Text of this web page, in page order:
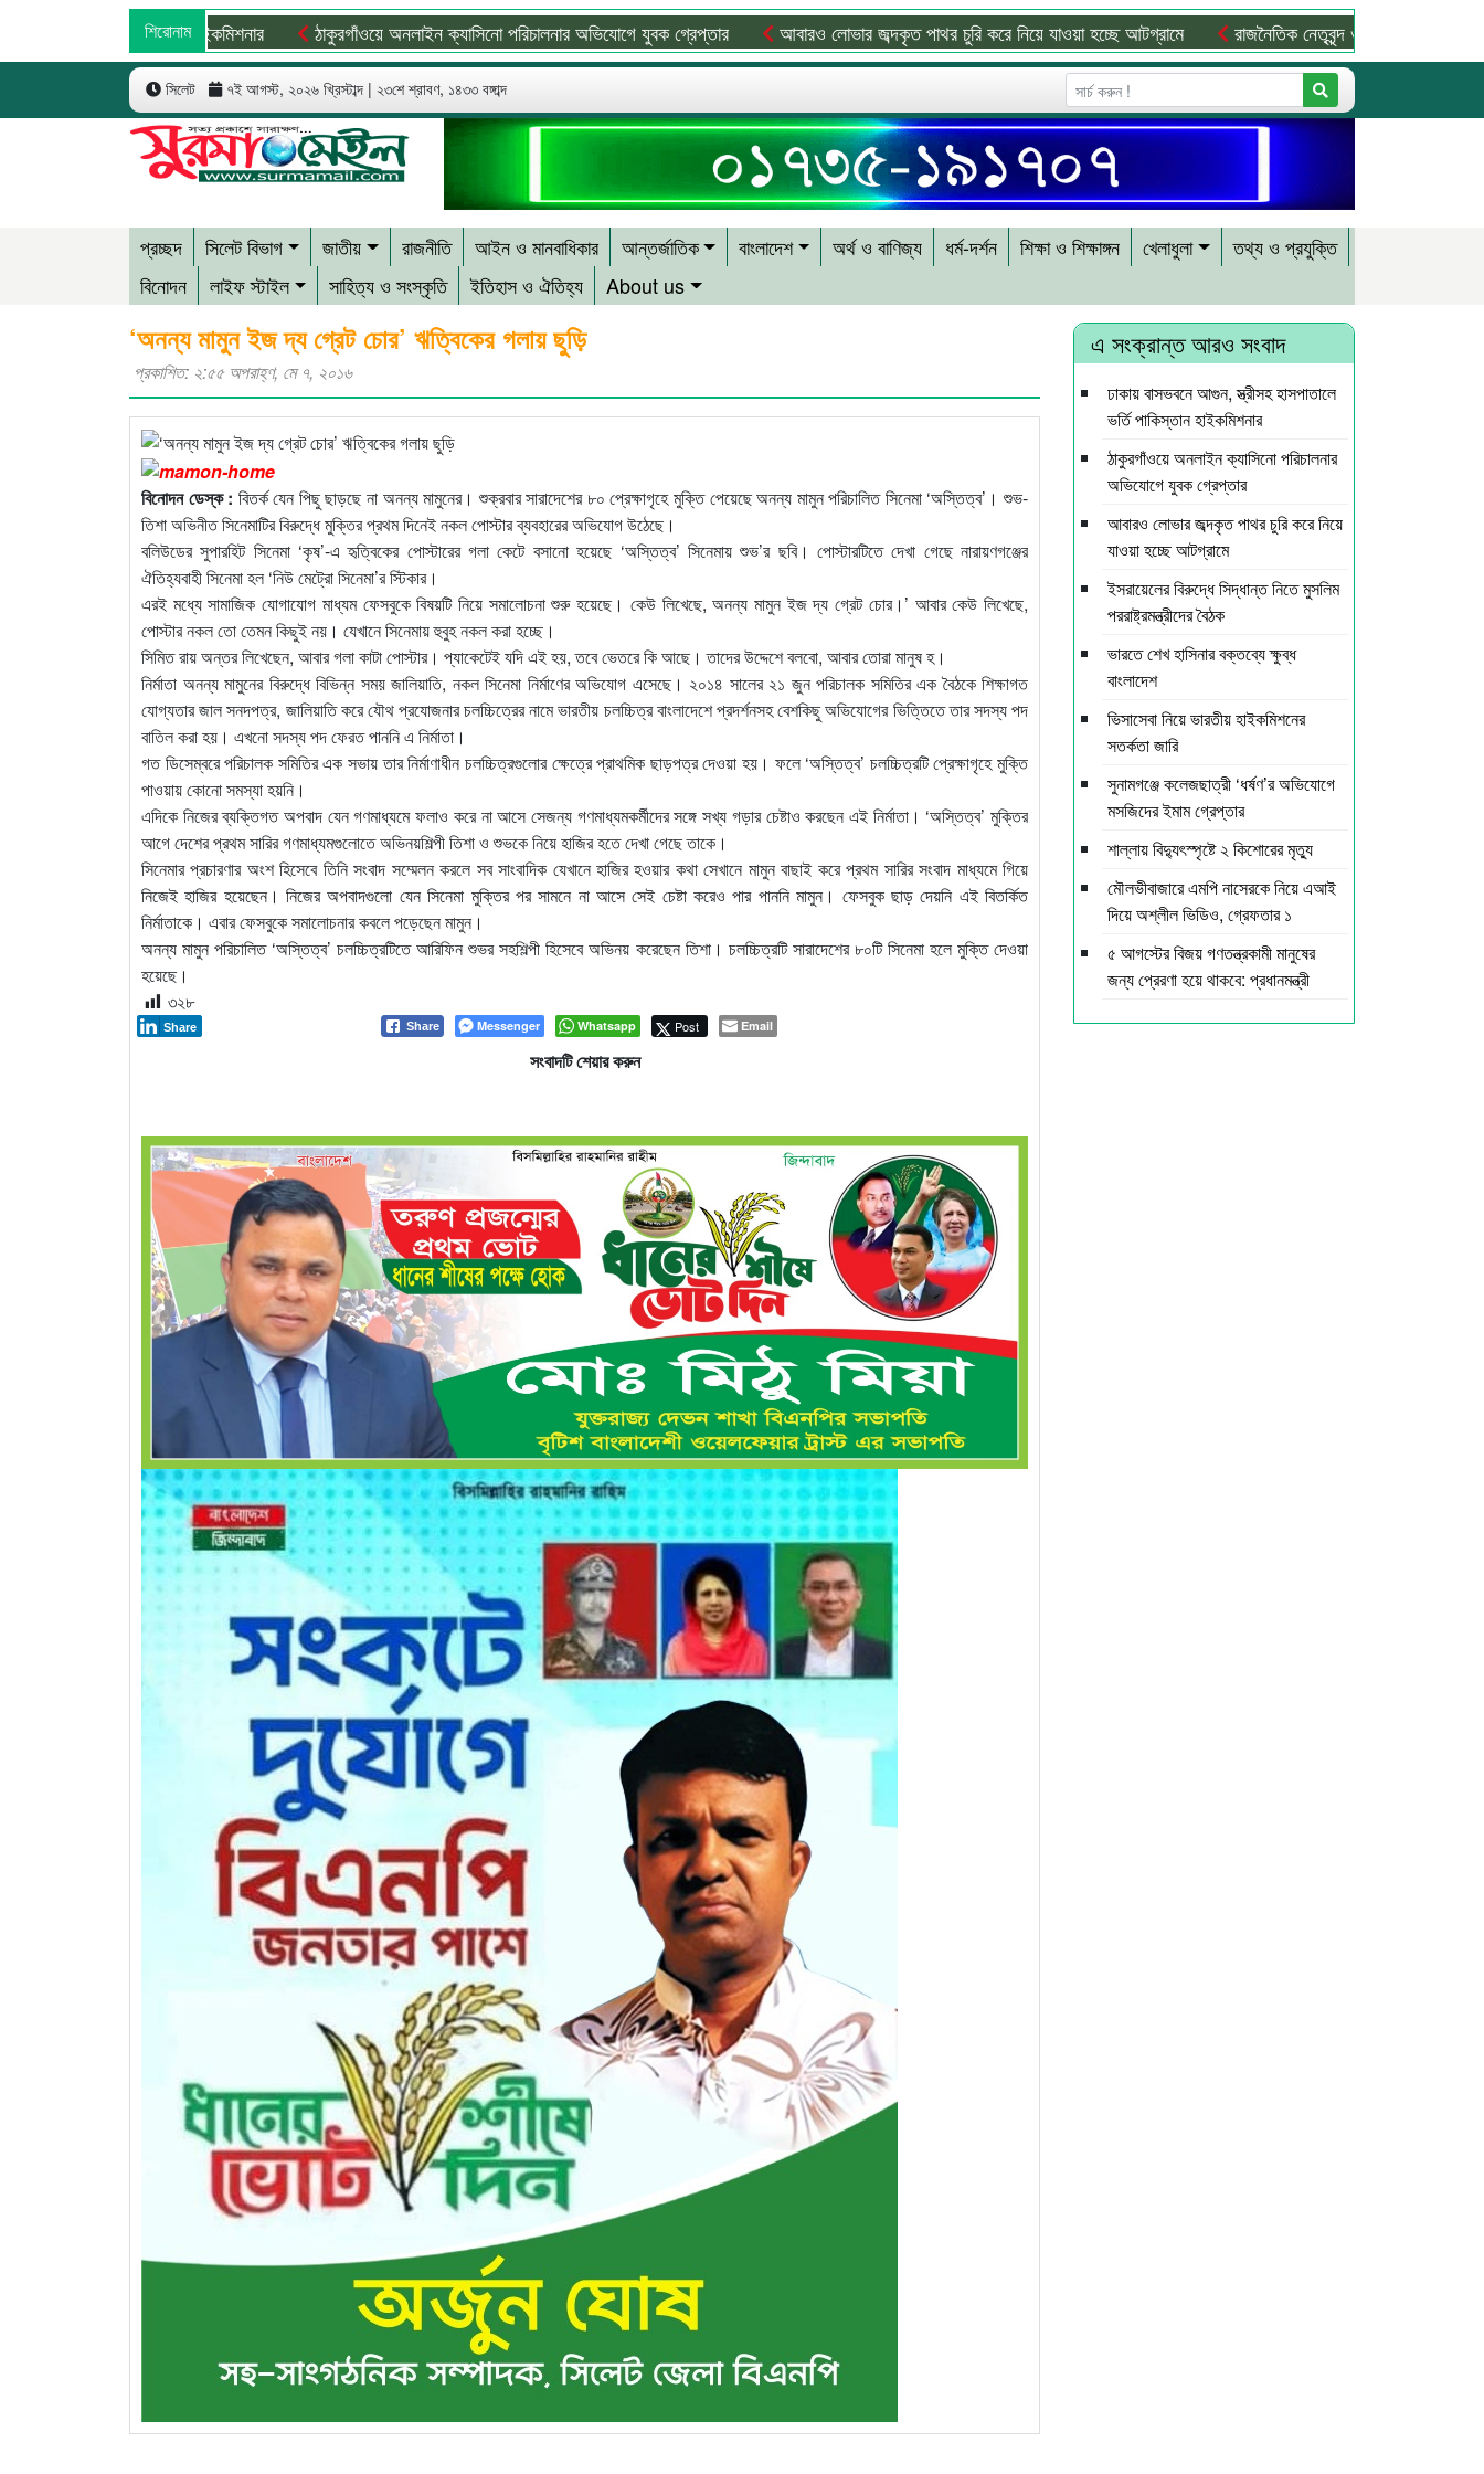
শিরোনাম
ভর্তি পাকিস্তান হাইকমিশনার ঠাকুরগাঁওয়ে অনলাইন ক্যাসিনো পরিচালনার অভিযোগে যুবক গ্রেপ্তার আবারও লোভার জব্দকৃত পাথর চুরি করে নিয়ে যাওয়া হচ্ছে আটগ্রামে রাজনৈতিক নেতৃবৃন্দ ও সুধীজনদের সাথে
সিলেট ৭ই আগস্ট, ২০২৬ খ্রিস্টাব্দ | ২৩শে শ্রাবণ, ১৪৩৩ বঙ্গাব্দ
প্রচ্ছদ সিলেট বিভাগ জাতীয় রাজনীতি আইন ও মানবাধিকার আন্তর্জাতিক বাংলাদেশ অর্থ ও বাণিজ্য ধর্ম-দর্শন শিক্ষা ও শিক্ষাঙ্গন খেলাধুলা
তথ্য ও প্রযুক্তি
বিনোদন
লাইফ স্টাইল সাহিত্য ও সংস্কৃতি ইতিহাস ও ঐতিহ্য About us
‘অনন্য মামুন ইজ দ্য গ্রেট চোর’ ঋত্বিকের গলায় ছুড়ি
প্রকাশিত: ২:৫৫ অপরাহ্ণ, মে ৭, ২০১৬
বিনোদন ডেস্ক : বিতর্ক যেন পিছু ছাড়ছে না অনন্য মামুনের। শুক্রবার সারাদেশের ৮০ প্রেক্ষাগৃহে মুক্তি পেয়েছে অনন্য মামুন পরিচালিত সিনেমা ‘অস্তিত্ব’। শুভ-
তিশা অভিনীত সিনেমাটির বিরুদ্ধে মুক্তির প্রথম দিনেই নকল পোস্টার ব্যবহারের অভিযোগ উঠেছে।
বলিউডের সুপারহিট সিনেমা ‘কৃষ’-এ হৃত্বিকের পোস্টারের গলা কেটে বসানো হয়েছে ‘অস্তিত্ব’ সিনেমায় শুভ’র ছবি। পোস্টারটিতে দেখা গেছে নারায়ণগঞ্জের
ঐতিহ্যবাহী সিনেমা হল ‘নিউ মেট্রো সিনেমা’র স্টিকার।
এরই মধ্যে সামাজিক যোগাযোগ মাধ্যম ফেসবুকে বিষয়টি নিয়ে সমালোচনা শুরু হয়েছে। কেউ লিখেছে, অনন্য মামুন ইজ দ্য গ্রেট চোর।’ আবার কেউ লিখেছে,
পোস্টার নকল তো তেমন কিছুই নয়। যেখানে সিনেমায় হুবুহ নকল করা হচ্ছে।
সিমিত রায় অন্তর লিখেছেন, আবার গলা কাটা পোস্টার। প্যাকেটেই যদি এই হয়, তবে ভেতরে কি আছে। তাদের উদ্দেশে বলবো, আবার তোরা মানুষ হ।
নির্মাতা অনন্য মামুনের বিরুদ্ধে বিভিন্ন সময় জালিয়াতি, নকল সিনেমা নির্মাণের অভিযোগ এসেছে। ২০১৪ সালের ২১ জুন পরিচালক সমিতির এক বৈঠকে শিক্ষাগত
যোগ্যতার জাল সনদপত্র, জালিয়াতি করে যৌথ প্রযোজনার চলচ্চিত্রের নামে ভারতীয় চলচ্চিত্র বাংলাদেশে প্রদর্শনসহ বেশকিছু অভিযোগের ভিত্তিতে তার সদস্য পদ
বাতিল করা হয়। এখনো সদস্য পদ ফেরত পাননি এ নির্মাতা।
গত ডিসেম্বরে পরিচালক সমিতির এক সভায় তার নির্মাণাধীন চলচ্চিত্রগুলোর ক্ষেত্রে প্রাথমিক ছাড়পত্র দেওয়া হয়। ফলে ‘অস্তিত্ব’ চলচ্চিত্রটি প্রেক্ষাগৃহে মুক্তি
পাওয়ায় কোনো সমস্যা হয়নি।
এদিকে নিজের ব্যক্তিগত অপবাদ যেন গণমাধ্যমে ফলাও করে না আসে সেজন্য গণমাধ্যমকর্মীদের সঙ্গে সখ্য গড়ার চেষ্টাও করছেন এই নির্মাতা। ‘অস্তিত্ব’ মুক্তির
আগে দেশের প্রথম সারির গণমাধ্যমগুলোতে অভিনয়শিল্পী তিশা ও শুভকে নিয়ে হাজির হতে দেখা গেছে তাকে।
সিনেমার প্রচারণার অংশ হিসেবে তিনি সংবাদ সম্মেলন করলে সব সাংবাদিক যেখানে হাজির হওয়ার কথা সেখানে মামুন বাছাই করে প্রথম সারির সংবাদ মাধ্যমে গিয়ে
নিজেই হাজির হয়েছেন। নিজের অপবাদগুলো যেন সিনেমা মুক্তির পর সামনে না আসে সেই চেষ্টা করেও পার পাননি মামুন। ফেসবুক ছাড় দেয়নি এই বিতর্কিত
নির্মাতাকে। এবার ফেসবুকে সমালোচনার কবলে পড়েছেন মামুন।
অনন্য মামুন পরিচালিত ‘অস্তিত্ব’ চলচ্চিত্রটিতে আরিফিন শুভর সহশিল্পী হিসেবে অভিনয় করেছেন তিশা। চলচ্চিত্রটি সারাদেশের ৮০টি সিনেমা হলে মুক্তি দেওয়া
হয়েছে।
৩২৮
Share Messenger Whatsapp Post
Share Email
সংবাদটি শেয়ার করুন
এ সংক্রান্ত আরও সংবাদ
ঢাকায় বাসভবনে আগুন, স্ত্রীসহ হাসপাতালে
ভর্তি পাকিস্তান হাইকমিশনার
ঠাকুরগাঁওয়ে অনলাইন ক্যাসিনো পরিচালনার
অভিযোগে যুবক গ্রেপ্তার
আবারও লোভার জব্দকৃত পাথর চুরি করে নিয়ে
যাওয়া হচ্ছে আটগ্রামে
ইসরায়েলের বিরুদ্ধে সিদ্ধান্ত নিতে মুসলিম
পররাষ্ট্রমন্ত্রীদের বৈঠক
ভারতে শেখ হাসিনার বক্তব্যে ক্ষুব্ধ
বাংলাদেশ
ভিসাসেবা নিয়ে ভারতীয় হাইকমিশনের
সতর্কতা জারি
সুনামগঞ্জে কলেজছাত্রী ‘ধর্ষণ’র অভিযোগে
মসজিদের ইমাম গ্রেপ্তার
শাল্লায় বিদ্যুৎস্পৃষ্টে ২ কিশোরের মৃত্যু
মৌলভীবাজারে এমপি নাসেরকে নিয়ে এআই
দিয়ে অশ্লীল ভিডিও, গ্রেফতার ১
৫ আগস্টের বিজয় গণতন্ত্রকামী মানুষের
জন্য প্রেরণা হয়ে থাকবে: প্রধানমন্ত্রী